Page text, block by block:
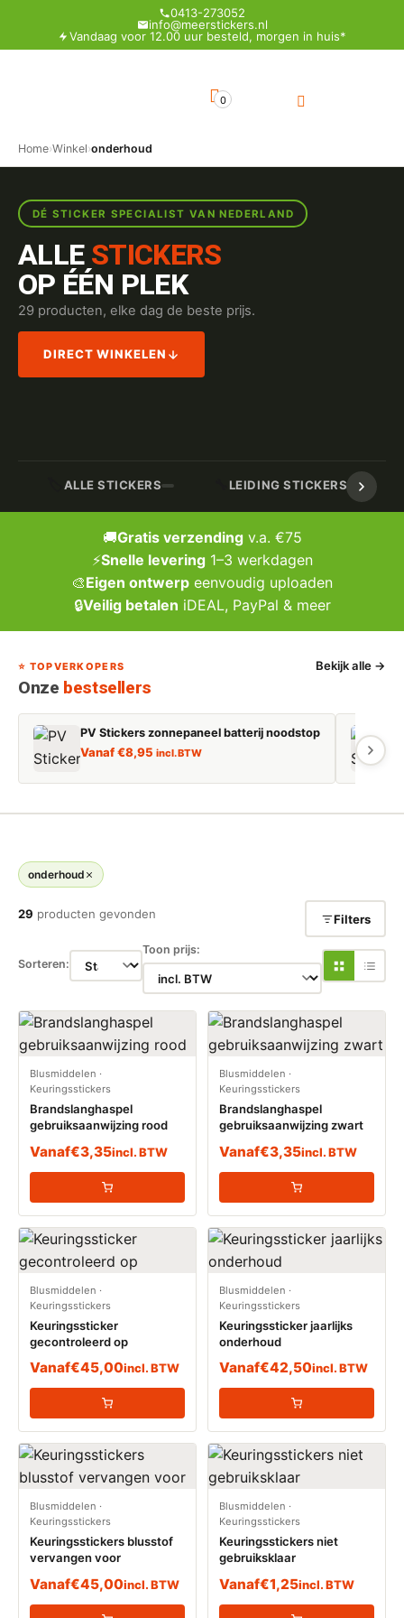
0413-273052
info@meerstickers.nl
Vandaag voor 12.00 uur besteld, morgen in huis*
0
Home›Winkel›onderhoud
DÉ STICKER SPECIALIST VAN NEDERLAND
ALLE STICKERS
OP ÉÉN PLEK
29 producten, elke dag de beste prijs.
DIRECT WINKELEN
ALLE STICKERS LEIDING STICKERS /
🚚Gratis verzendingv.a. €75
⚡Snelle levering1–3 werkdagen
🎨Eigen ontwerp eenvoudig uploaden
🔒Veilig betalen iDEAL, PayPal & meer
⭐ TOPVERKOPERS
Onze bestsellers
Bekijk alle →
PV Stickers zonnepaneel batterij noodstop
Vanaf€8,95 incl. BTW
onderhoud
29 producten gevonden Filters
Sorteren:
Toon prijs:
Blusmiddelen ·
Keuringsstickers
Brandslanghaspel
gebruiksaanwijzing rood
Vanaf€3,35incl. BTW
Blusmiddelen ·
Keuringsstickers
Brandslanghaspel
gebruiksaanwijzing zwart
Vanaf€3,35incl. BTW
Blusmiddelen ·
Keuringsstickers
Keuringssticker
gecontroleerd op
Vanaf€45,00incl. BTW
Blusmiddelen ·
Keuringsstickers
Keuringssticker jaarlijks
onderhoud
Vanaf€42,50incl. BTW
Blusmiddelen ·
Keuringsstickers
Keuringsstickers blusstof
vervangen voor
Vanaf€45,00incl. BTW
Blusmiddelen ·
Keuringsstickers
Keuringsstickers niet
gebruiksklaar
Vanaf€1,25incl. BTW